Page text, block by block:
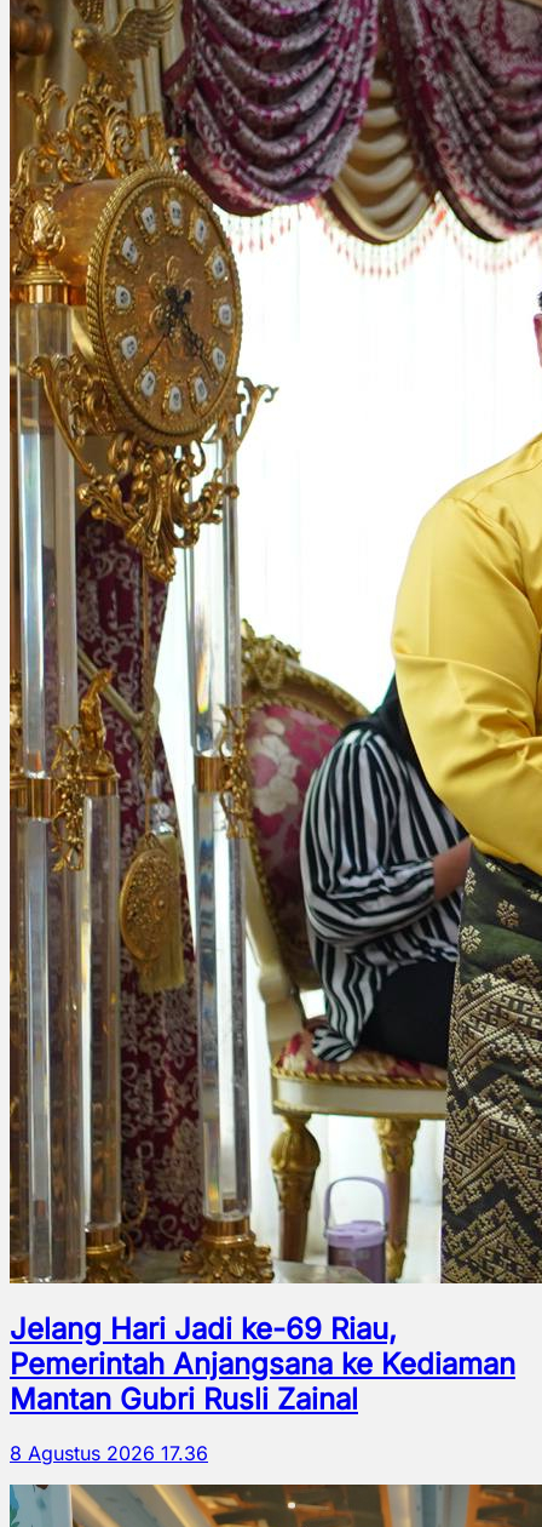
Jelang Hari Jadi ke-69 Riau,
Pemerintah Anjangsana ke Kediaman
Mantan Gubri Rusli Zainal
8 Agustus 2026 17.36